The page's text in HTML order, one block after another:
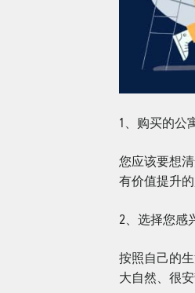
1、购买的公
您应该要想
有价值提升
2、选择您感
按照自己的
大自然、很